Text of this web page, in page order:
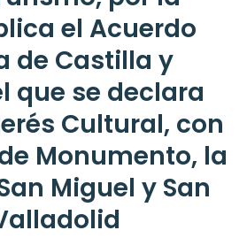
el Acuerdo
de Castilla y
que se declara
Cultural, con
Monumento, la
Miguel y San